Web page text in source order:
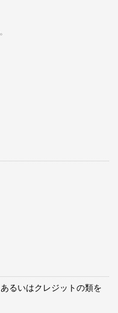
るいはクレジットの類を